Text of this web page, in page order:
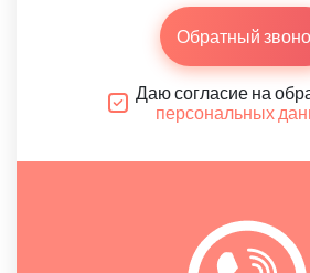
Обратный
Даю согласие на
персональных